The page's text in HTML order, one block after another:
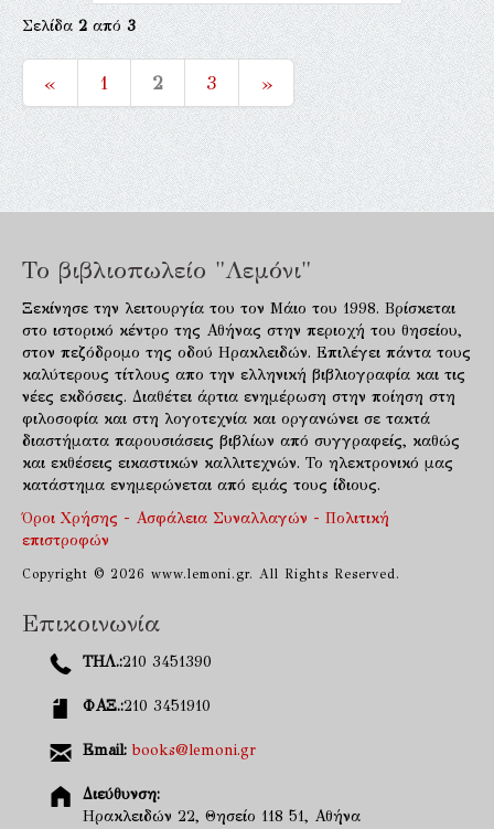
Σελίδα2από3
« 1 2 3 »
Το βιβλιοπωλείο "Λεμόνι"
Ξεκίνησε την λειτουργία του τον Μάιο του 1998. Βρίσκεται
στο ιστορικό κέντρο της Αθήνας στην περιοχή του θησείου,
στον πεζόδρομο της οδού Ηρακλειδών. Επιλέγει πάντα τους
καλύτερους τίτλους απο την ελληνική βιβλιογραφία και τις
νέες εκδόσεις. Διαθέτει άρτια ενημέρωση στην ποίηση στη
φιλοσοφία και στη λογοτεχνία και οργανώνει σε τακτά
διαστήματα παρουσιάσεις βιβλίων από συγγραφείς, καθώς
και εκθέσεις εικαστικών καλλιτεχνών. Το ηλεκτρονικό μας
κατάστημα ενημερώνεται από εμάς τους ίδιους.
Όροι Χρήσης - Ασφάλεια Συναλλαγών - Πολιτική
επιστροφών
Copyright © 2026 www.lemoni.gr. All Rights Reserved.
Επικοινωνία
ΤΗΛ.:210 3451390
ΦΑΞ.:210 3451910
Email: books@lemoni.gr
Διεύθυνση:
Ηρακλειδών 22, Θησείο 118 51, Αθήνα